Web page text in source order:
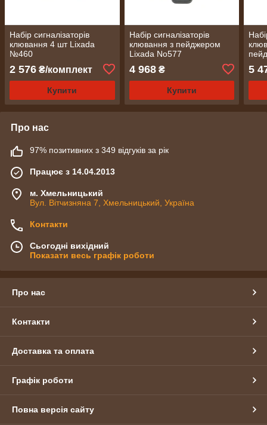
Набір сигналізаторів
клювання 4 шт Lixada
№460
2 576 ₴/комплект
Купити
Набір сигналізаторів
клювання з пейджером
Lixada No577
4 968₴
Купити
5
Про нас
97% позитивних з 349 відгуків за рік
Працює з 14.04.2013
м. Хмельницький
Вул. Вітчизняна 7, Хмельницький, Україна
Контакти
Сьогодні вихідний
Показати весь графік роботи
Про нас
Контакти
Доставка та оплата
Графік роботи
Повна версія сайту